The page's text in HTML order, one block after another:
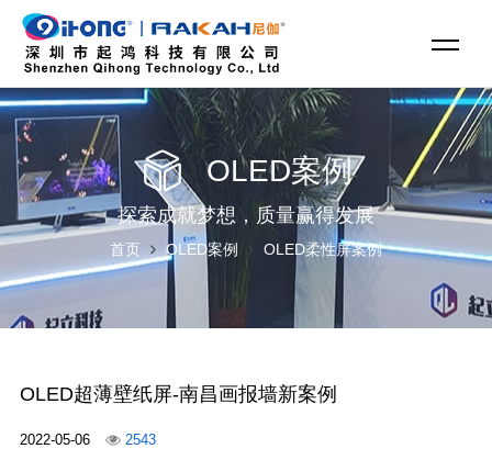
OLED案例
探索成就梦想，质量赢得发展
首页 OLED案例 OLED柔性屏案例
OLED超薄壁纸屏-南昌画报墙新案例
2022-05-06 2543